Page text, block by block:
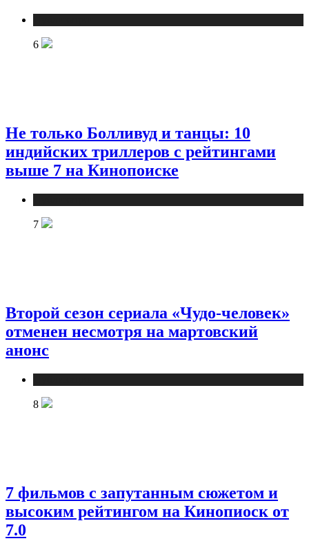
6
Не только Болливуд и танцы: 10
индийских триллеров с рейтингами
выше 7 на Кинопоиске
7
Второй сезон сериала «Чудо-человек»
отменен несмотря на мартовский
анонс
8
7 фильмов с запутанным сюжетом и
высоким рейтингом на Кинопиоск от
7.0